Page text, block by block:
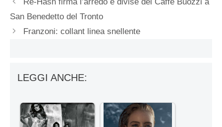
San Benedetto del Tronto
Franzoni: collant linea snellente
LEGGI ANCHE: